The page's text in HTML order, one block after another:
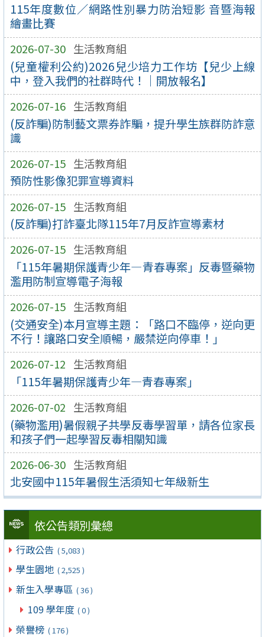
115年度數位／網路性別暴力防治短影 音暨海報
繪畫比賽
2026-07-30 生活教育組
(兒童權利公約)2026兒少培力工作坊【兒少上線
中，登入我們的社群時代！｜開放報名】
2026-07-16 生活教育組
(反詐騙)防制藝文票券詐騙，提升學生族群防詐意
識
2026-07-15 生活教育組
預防性影像犯罪宣導資料
2026-07-15 生活教育組
(反詐騙)打詐臺北隊115年7月反詐宣導素材
2026-07-15 生活教育組
「115年暑期保護青少年—青春專案」反毒暨藥物
濫用防制宣導電子海報
2026-07-15 生活教育組
(交通安全)本月宣導主題：「路口不臨停，逆向更
不行！讓路口安全順暢，嚴禁逆向停車！」
2026-07-12 生活教育組
「115年暑期保護青少年—青春專案」
2026-07-02 生活教育組
(藥物濫用)暑假親子共學反毒學習單，請各位家長
和孩子們一起學習反毒相關知識
2026-06-30 生活教育組
北安國中115年暑假生活須知七年級新生
依公告類別彙總
行政公告 ( 5,083 )
學生園地 ( 2,525 )
新生入學專區 ( 36 )
109 學年度 ( 0 )
榮譽榜 ( 176 )